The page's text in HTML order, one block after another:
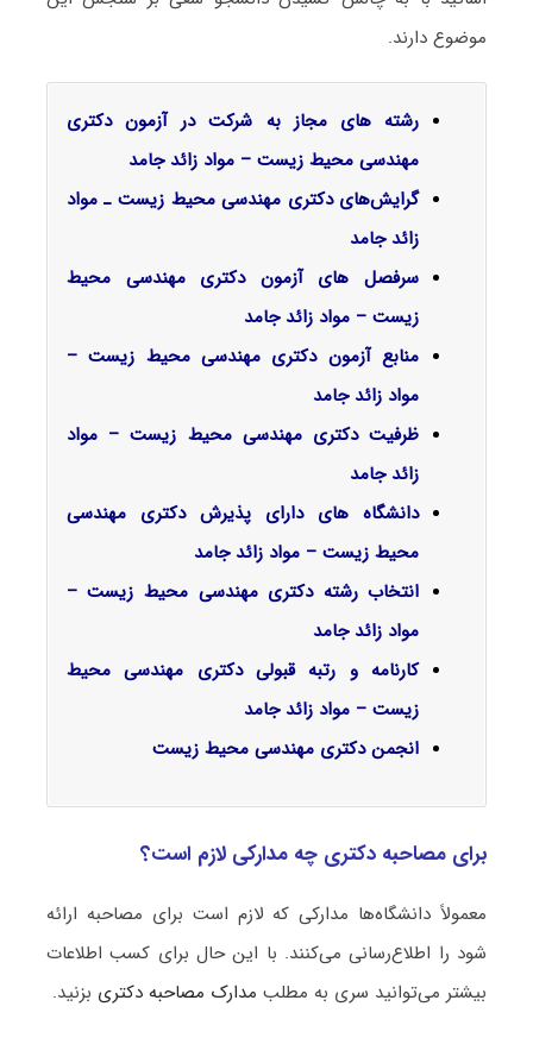
موضوع دارند.
رشته های مجاز به شرکت در آزمون دکتری
مهندسی محیط زیست – مواد زائد جامد
گرایش‌های دکتری مهندسی محیط زیست ـ مواد
زائد جامد
سرفصل‌ های آزمون دکتری مهندسی محیط
زیست – مواد زائد جامد
منابع آزمون دکتری مهندسی محیط زیست –
مواد زائد جامد
ظرفیت دکتری مهندسی محیط زیست – مواد
زائد جامد
دانشگاه های دارای پذیرش دکتری مهندسی
محیط زیست – مواد زائد جامد
انتخاب رشته دکتری مهندسی محیط زیست –
مواد زائد جامد
کارنامه و رتبه قبولی دکتری مهندسی محیط
زیست – مواد زائد جامد
انجمن دکتری مهندسی محیط زیست
برای مصاحبه دکتری چه مدارکی لازم است؟
معمولاً دانشگاه‌ها مدارکی که لازم است برای مصاحبه ارائه
شود را اطلاع‌رسانی می‌کنند. با این حال برای کسب اطلاعات
بیشتر می‌توانید سری به مطلب مدارک مصاحبه دکتری بزنید.